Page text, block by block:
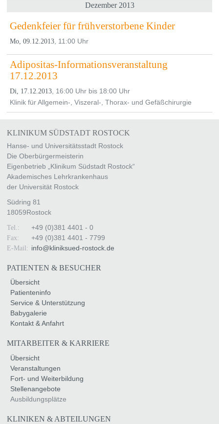
Dezember 2013
Gedenkfeier für frühverstorbene Kinder
Mo, 09.12.2013, 11:00 Uhr
Adipositas-Informationsveranstaltung
17.12.2013
Di, 17.12.2013, 16:00 Uhr bis 18:00 Uhr
Klinik für Allgemein-, Viszeral-, Thorax- und Gefäßchirurgie
KLINIKUM SÜDSTADT ROSTOCK
Hanse- und Universitätsstadt Rostock
Die Oberbürgermeisterin
Eigenbetrieb „Klinikum Südstadt Rostock“
Akademisches Lehrkrankenhaus
der Universität Rostock
Südring 81
18059Rostock
Tel.: +49 (0)381 4401 - 0
Fax: +49 (0)381 4401 - 7799
E-Mail: info@kliniksued-rostock de
PATIENTEN & BESUCHER
Übersicht
Patienteninfo
Service & Unterstützung
Babygalerie
Kontakt & Anfahrt
MITARBEITER & KARRIERE
Übersicht
Veranstaltungen
Fort- und Weiterbildung
Stellenangebote
Ausbildungsplätze
KLINIKEN & ABTEILUNGEN